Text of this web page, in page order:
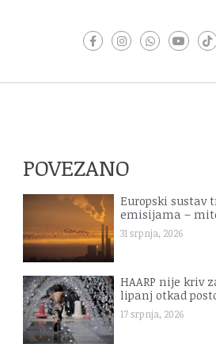
POVEZANO
Europski sustav
emisijama –
31 srpnja, 2026
HAARP nije kriv
lipanj otkad
17 srpnja, 2026